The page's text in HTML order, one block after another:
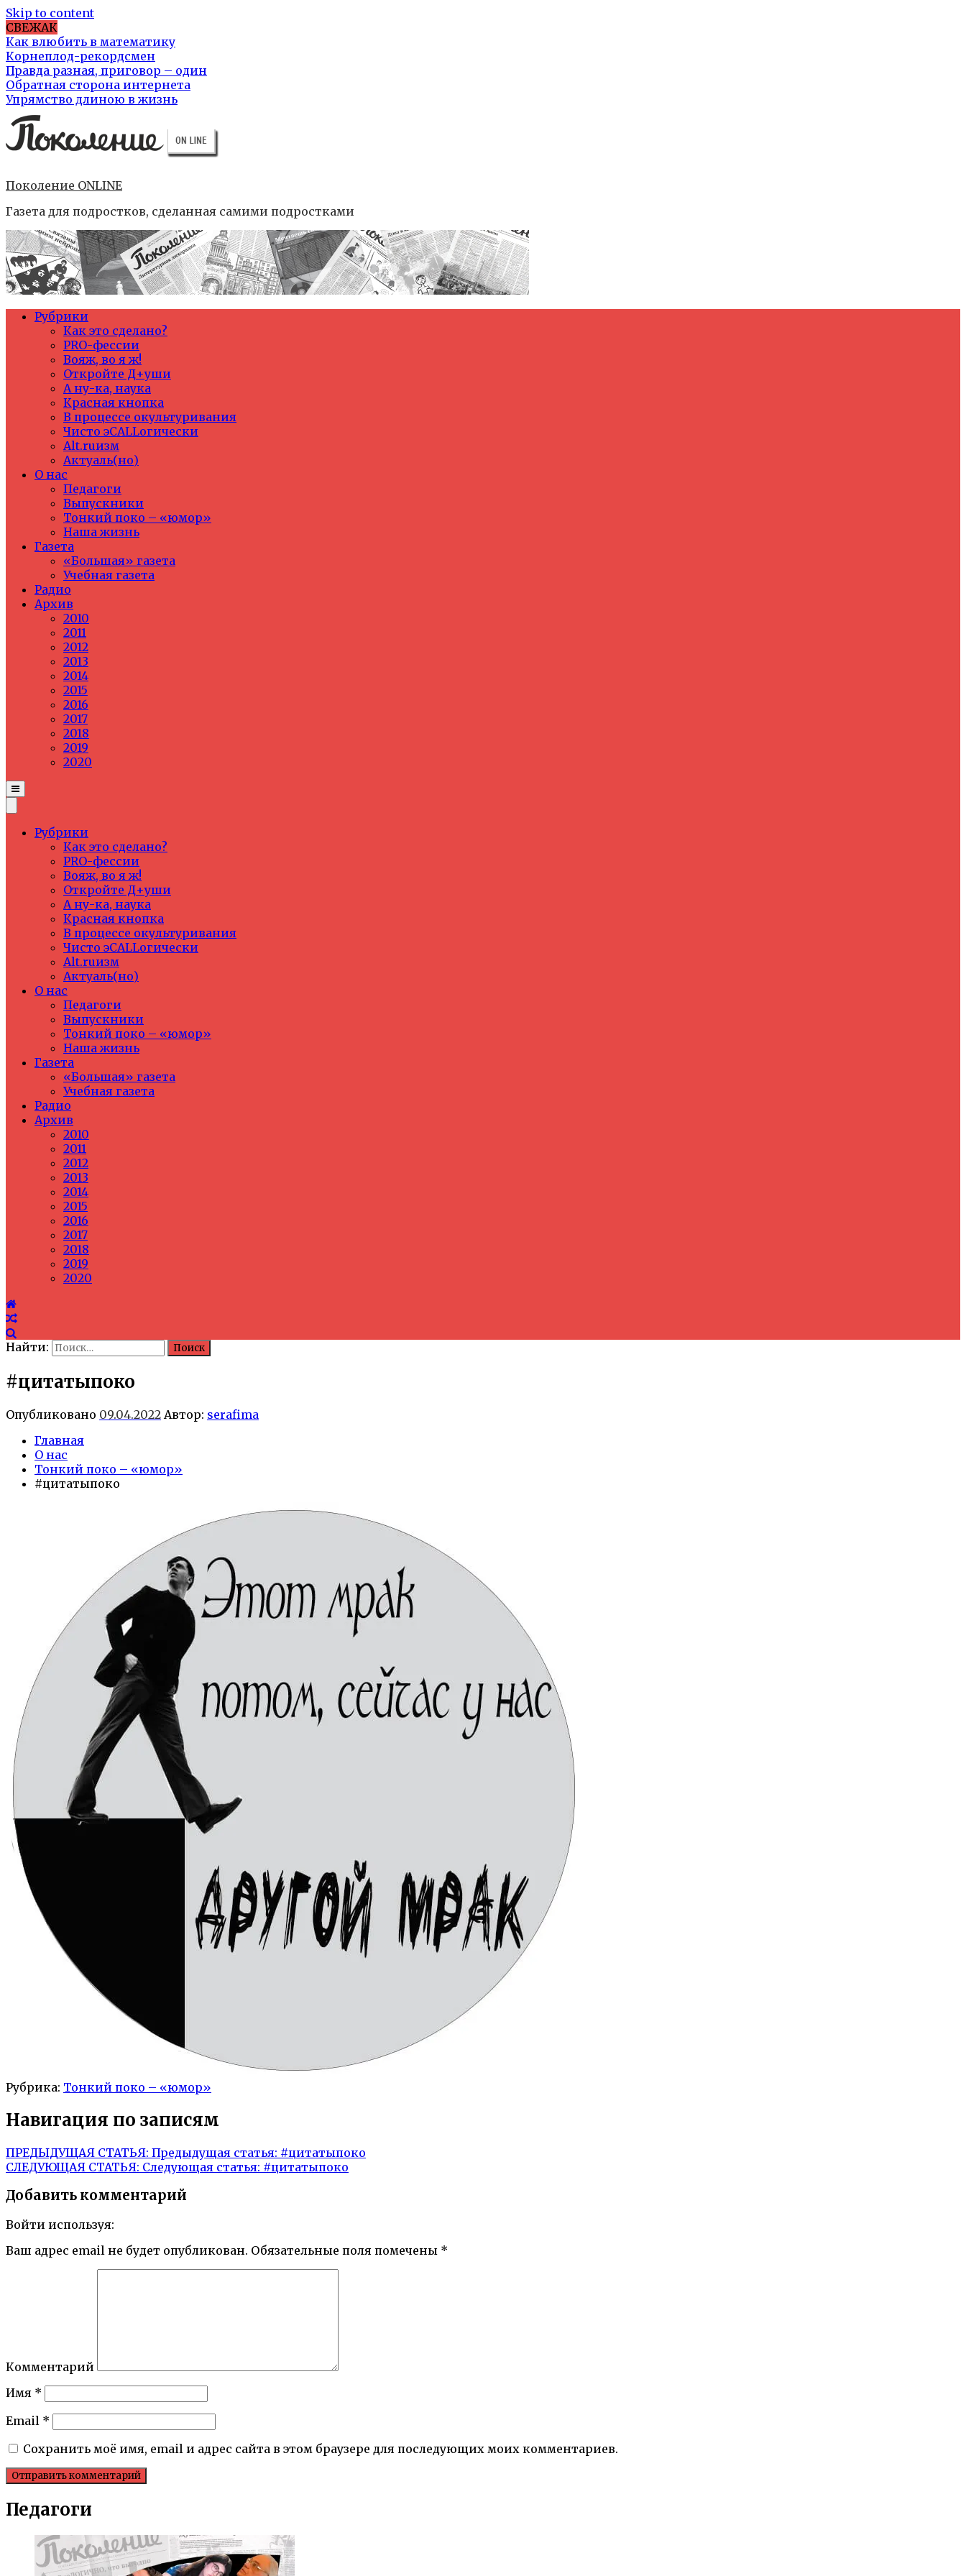
Skip to content
СВЕЖАК
Как влюбить в математику
Корнеплод-рекордсмен
Правда разная, приговор – один
Обратная сторона интернета
Упрямство длиною в жизнь
Поколение ONLINE
Газета для подростков, сделанная самими подростками
Рубрики
Как это сделано?
PRO-фессии
Вояж, во я ж!
Откройте Д+уши
А ну-ка, наука
Красная кнопка
В процессе окультуривания
Чисто эCALLогически
Alt.ruизм
Актуаль(но)
О нас
Педагоги
Выпускники
Тонкий поко – «юмор»
Наша жизнь
Газета
«Большая» газета
Учебная газета
Радио
Архив
2010
2011
2012
2013
2014
2015
2016
2017
2018
2019
2020
Рубрики
Как это сделано?
PRO-фессии
Вояж, во я ж!
Откройте Д+уши
А ну-ка, наука
Красная кнопка
В процессе окультуривания
Чисто эCALLогически
Alt.ruизм
Актуаль(но)
О нас
Педагоги
Выпускники
Тонкий поко – «юмор»
Наша жизнь
Газета
«Большая» газета
Учебная газета
Радио
Архив
2010
2011
2012
2013
2014
2015
2016
2017
2018
2019
2020
Найти:
#цитатыпоко
Опубликовано 09.04.2022 Автор: serafima
Главная
О нас
Тонкий поко – «юмор»
#цитатыпоко
Рубрика: Тонкий поко – «юмор»
Навигация по записям
ПРЕДЫДУЩАЯ СТАТЬЯ: Предыдущая статья: #цитатыпоко
СЛЕДУЮЩАЯ СТАТЬЯ: Следующая статья: #цитатыпоко
Добавить комментарий
Войти используя:
Ваш адрес email не будет опубликован. Обязательные поля помечены *
Комментарий
Имя *
Email *
Сохранить моё имя, email и адрес сайта в этом браузере для последующих моих комментариев.
Педагоги